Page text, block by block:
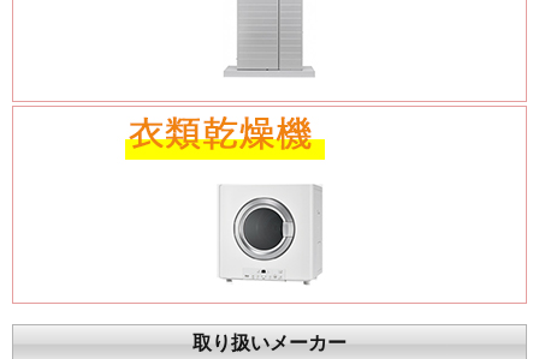
取り扱いメーカー